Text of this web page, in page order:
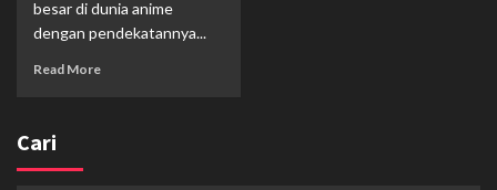
besar di dunia anime
dengan pendekatannya...
Read More
Cari